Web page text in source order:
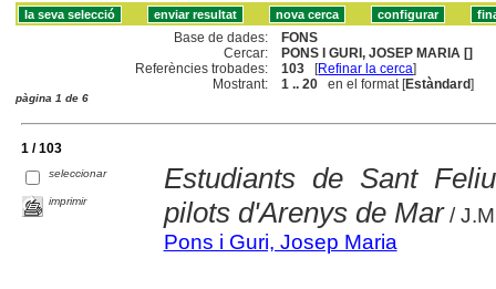
Base de dades:
FONS
Cercar:
PONS I GURI, JOSEP MARIA []
Referències trobades:
103 [Refinar la cerca]
Mostrant:
1 .. 20 en el format [Estàndard]
pàgina 1 de 6
1 / 103
seleccionar
imprimir
Estudiants de Sant
pilots d'Arenys de Mar/
Pons i Guri, Josep Maria